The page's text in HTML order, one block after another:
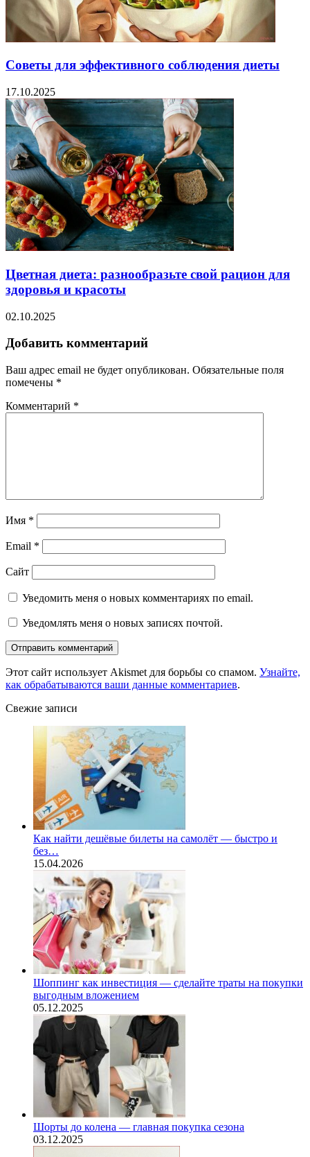
Советы для эффективного соблюдения диеты
17.10.2025
Цветная диета: разнообразьте свой рацион для
здоровья и красоты
02.10.2025
Добавить комментарий
Ваш адрес email не будет опубликован. Обязательные поля
помечены *
Комментарий *
Имя *
Email *
Сайт
Уведомить меня о новых комментариях по email.
Уведомлять меня о новых записях почтой.
Этот сайт использует Akismet для борьбы со спамом. Узнайте,
как обрабатываются ваши данные комментариев.
Свежие записи
Как найти дешёвые билеты на самолёт — быстро и
без…
15.04.2026
Шоппинг как инвестиция — сделайте траты на покупки
выгодным вложением
05.12.2025
Шорты до колена — главная покупка сезона
03.12.2025